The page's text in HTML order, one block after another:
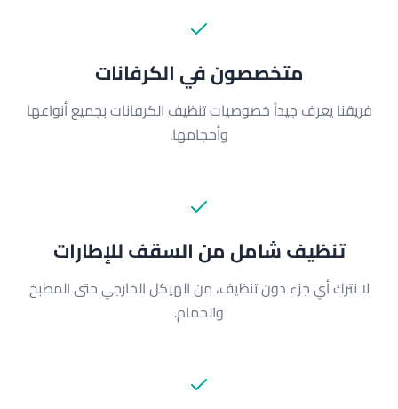
متخصصون في الكرفانات
فريقنا يعرف جيداً خصوصيات تنظيف الكرفانات بجميع أنواعها
وأحجامها.
تنظيف شامل من السقف للإطارات
لا نترك أي جزء دون تنظيف، من الهيكل الخارجي حتى المطبخ
والحمام.